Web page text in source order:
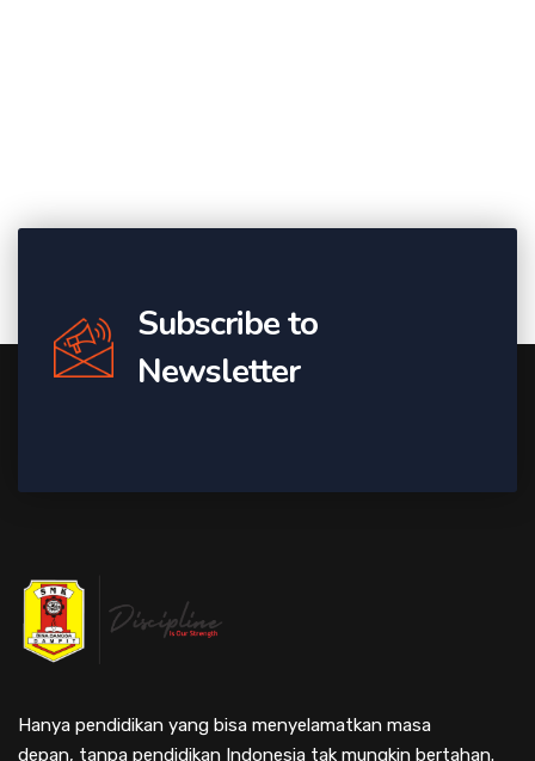
Subscribe to
Newsletter
Hanya pendidikan yang bisa menyelamatkan masa
depan, tanpa pendidikan Indonesia tak mungkin bertahan.